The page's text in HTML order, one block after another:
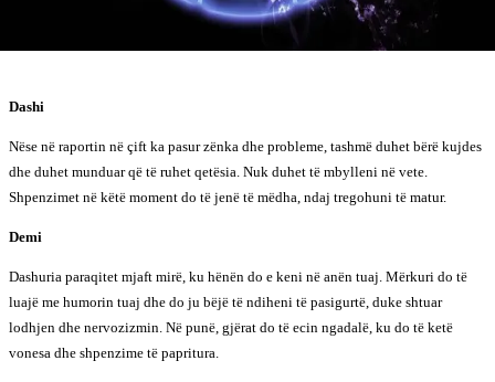
Dashi
Nëse në raportin në çift ka pasur zënka dhe probleme, tashmë duhet bërë kujdes
dhe duhet munduar që të ruhet qetësia. Nuk duhet të mbylleni në vete.
Shpenzimet në këtë moment do të jenë të mëdha, ndaj tregohuni të matur.
Demi
Dashuria paraqitet mjaft mirë, ku hënën do e keni në anën tuaj. Mërkuri do të
luajë me humorin tuaj dhe do ju bëjë të ndiheni të pasigurtë, duke shtuar
lodhjen dhe nervozizmin. Në punë, gjërat do të ecin ngadalë, ku do të ketë
vonesa dhe shpenzime të papritura.